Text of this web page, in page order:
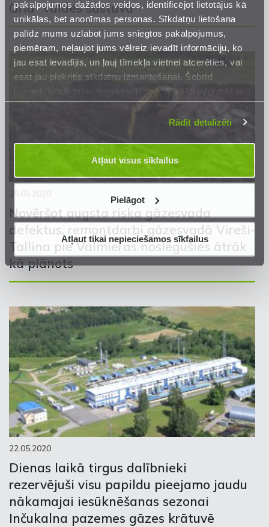
pakalpojumos dažādos veidos, identificējot lietotājus kā
unikālas, bet anonīmas personas. Sīkdatņu lietošana
palīdz mums uzlabot jums sniegtos pakalpojumus,
piemēram, neļaujot jums vēlreiz ievadīt informāciju, ko
jau esat ievadījis, un ļauj tīmekļa vietnei atcerēties, vai
esat jau piekritis sīkdatņu izmantošanai. Šobrīd
izmantoto sīkdatņu apraksts ir
šeit. Sīkāka informācija ir
mūsuPrivātuma atrunā.
Rādīt detalizēti
Atļaut visus sīkfailus
Pielāgot
Atļaut tikai nepieciešamos sīkfailus
Grid” valdes sastāvā
25.05.2020
Novēršot augsta riska gāzesvada
defektus, remontdarbi gāzesvadā Vireši-
Tallina pie Valmieras noslēgušies ātrāk
kā plānots
22.05.2020
Dienas laikā tirgus dalībnieki
rezervējuši visu papildu pieejamo jaudu
nākamajai iesūknēšanas sezonai
Inčukalna pazemes gāzes krātuvē